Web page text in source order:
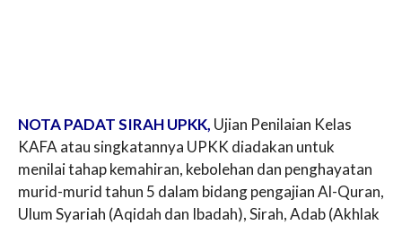
NOTA PADAT SIRAH UPKK, Ujian Penilaian Kelas
KAFA atau singkatannya UPKK diadakan untuk
menilai tahap kemahiran, kebolehan dan penghayatan
murid-murid tahun 5 dalam bidang pengajian Al-Quran,
Ulum Syariah (Aqidah dan Ibadah), Sirah, Adab (Akhlak